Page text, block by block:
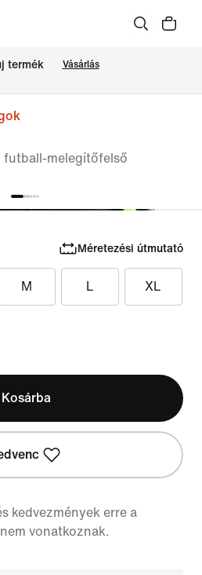
termék Vásárlás
futball-melegítőfelső
Méretezési útmutató
M L XL
Kosárba
kedvezmények erre a
vonatkoznak.